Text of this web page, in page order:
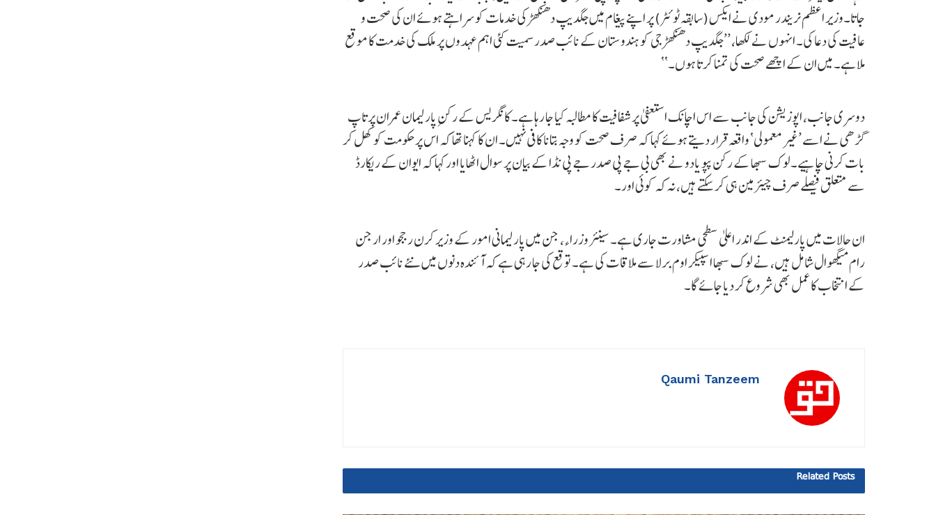
جاتا۔وزیر اعظم نریندر مودی نے ایکس (سابقہ ٹوئٹر) پر اپنے پیغام میں جگدیپ دھنکھڑ کی خدمات کو سراہتے ہوئے ان کی صحت و
عافیت کی دعا کی۔ انہوں نے لکھا، ’’جگدیپ دھنکھڑ جی کو ہندوستان کے نائب صدر سمیت کئی اہم عہدوں پر ملک کی خدمت کا موقع
ملا ہے۔ میں ان کے اچھے صحت کی تمنا کرتا ہوں۔‘‘
دوسری جانب، اپوزیشن کی جانب سے اس اچانک استعفیٰ پر شفافیت کا مطالبہ کیا جا رہا ہے۔ کانگریس کے رکنِ پارلیمان عمران پرتاپ
گڑھی نے اسے ’غیر معمولی‘ واقعہ قرار دیتے ہوئے کہا کہ صرف صحت کو وجہ بتانا کافی نہیں۔ ان کا کہنا تھا کہ اس پر حکومت کو کھل کر
بات کرنی چاہیے۔لوک سبھا کے رکن پپو یادو نے بھی بی جے پی صدر جے پی نڈا کے بیان پر سوال اٹھایا اور کہا کہ ایوان کے ریکارڈ
سے متعلق فیصلے صرف چیئرمین ہی کر سکتے ہیں، نہ کہ کوئی اور۔
ان حالات میں پارلیمنٹ کے اندر اعلیٰ سطحی مشاورت جاری ہے۔ سینئر وزراء، جن میں پارلیمانی امور کے وزیر کرن رججو اور ارجن
رام میگھوال شامل ہیں، نے لوک سبھا اسپیکر اوم برلا سے ملاقات کی ہے۔ توقع کی جا رہی ہے کہ آئندہ دنوں میں نئے نائب صدر
کے انتخاب کا عمل بھی شروع کر دیا جائے گا۔
Qaumi Tanzeem
Related Posts